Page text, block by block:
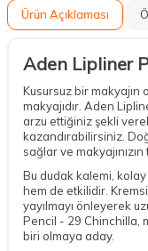
Ürün Açıklaması
Aden Lipliner
Kusursuz bir makyajın
makyajıdır. Aden
arzu ettiğiniz şekli
kazandırabilirsiniz.
sağlar ve
Bu dudak kalemi,
hem de etkilidir.
yayılmayı önleyerek
Pencil - 29 Chinchilla,
biri olmaya aday.